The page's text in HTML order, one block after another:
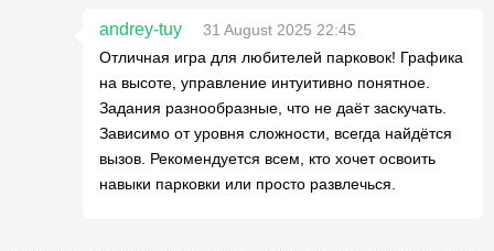
andrey-tuy
31 August 2025 22:45
Отличная игра для любителей парковок! Графика
на высоте, управление интуитивно понятное.
Задания разнообразные, что не даёт заскучать.
Зависимо от уровня сложности, всегда найдётся
вызов. Рекомендуется всем, кто хочет освоить
навыки парковки или просто развлечься.